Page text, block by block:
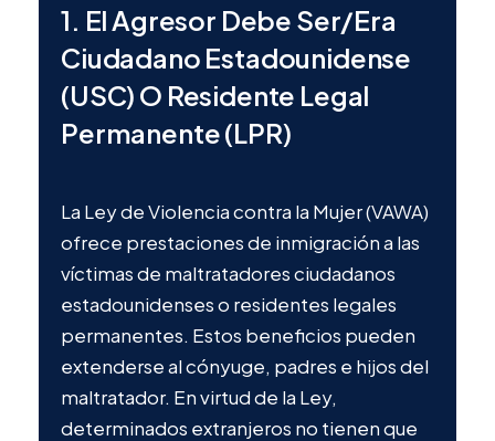
1. El Agresor Debe Ser/era
Ciudadano Estadounidense
(USC) O Residente Legal
Permanente (LPR)
La Ley de Violencia contra la Mujer (VAWA)
ofrece prestaciones de inmigración a las
víctimas de maltratadores ciudadanos
estadounidenses o residentes legales
permanentes. Estos beneficios pueden
extenderse al cónyuge, padres e hijos del
maltratador. En virtud de la Ley,
determinados extranjeros no tienen que